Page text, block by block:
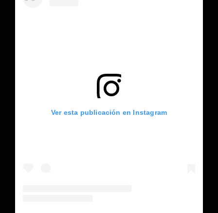
Ver esta publicación en Instagram